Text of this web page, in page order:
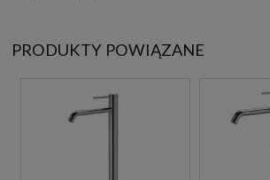
PRODUKTY POWIĄZANE